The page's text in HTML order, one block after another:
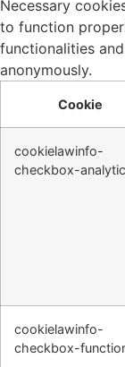
Necessary
to function
functionalities
anonymously.
Cookie
cookielawinfo-
checkbox-
cookielawinfo-
checkbox-